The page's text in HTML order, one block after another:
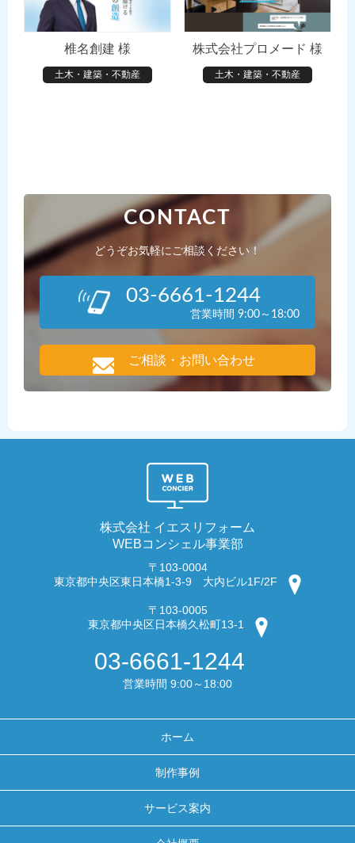
椎名創建 様
土木・建築・不動産
株式会社プロメード 様
土木・建築・不動産
CONTACT
どうぞお気軽にご相談ください！
03-6661-1244
営業時間 9:00～18:00
ご相談・お問い合わせ
株式会社 イエスリフォーム
WEBコンシェル事業部
〒103-0004
東京都中央区東日本橋1-3-9 大内ビル1F/2F
〒103-0005
東京都中央区日本橋久松町13-1
03-6661-1244
営業時間 9:00～18:00
ホーム
制作事例
サービス案内